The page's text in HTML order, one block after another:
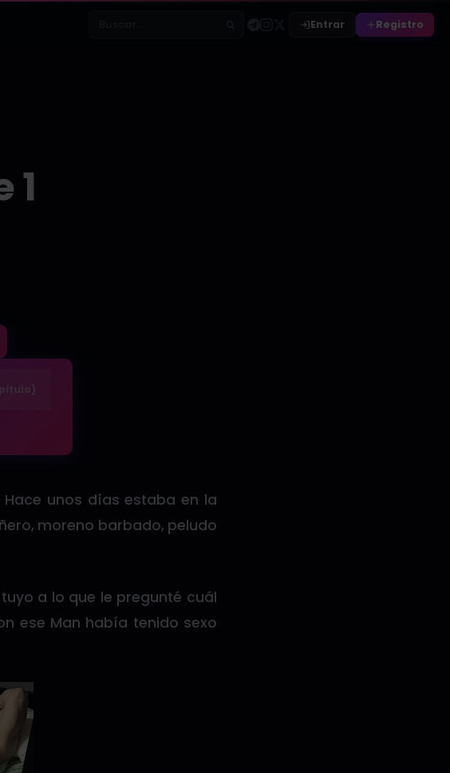
Entrar Registro
1
unos días estaba en la
moreno barbado, peludo
a lo que le pregunté cuál
ese Man había tenido sexo